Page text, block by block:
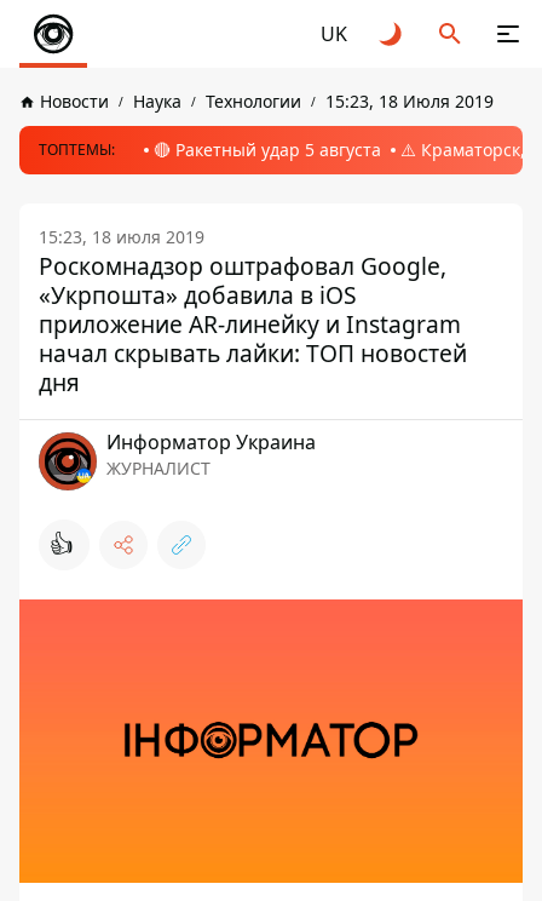
UK
Новости Наука Технологии 15:23, 18 Июля 2019
ТОПТЕМЫ: 🔴 Ракетный удар 5 августа ⚠️ Краматорск,
15:23, 18 июля 2019
Роскомнадзор оштрафовал Google,
«Укрпошта» добавила в iOS
приложение AR-линейку и Instagram
начал скрывать лайки: ТОП новостей
дня
Информатор Украина
ЖУРНАЛИСТ
👍